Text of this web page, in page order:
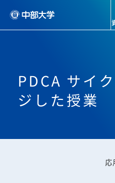
PDCA サイ
ジした授業
応